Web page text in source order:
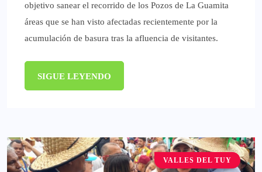
objetivo sanear el recorrido de los Pozos de La Guamita
áreas que se han visto afectadas recientemente por la
acumulación de basura tras la afluencia de visitantes.
SIGUE LEYENDO
VALLES DEL TUY